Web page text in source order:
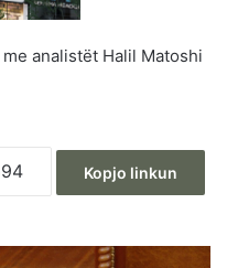
analistët Halil Matoshi
Kopjo linkun